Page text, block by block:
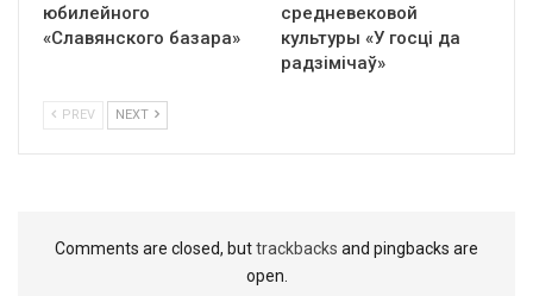
юбилейного
«Славянского базара»
средневековой
культуры «У госці да
радзімічаў»
PREV NEXT
Comments are closed, buttrackbacks and pingbacks are
open.